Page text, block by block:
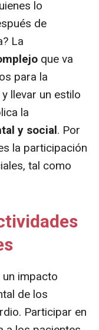
lo
de
La
que va
para la
llevar un estilo
la
y social. Por
la participación
tal como
impacto
de los
Participar en